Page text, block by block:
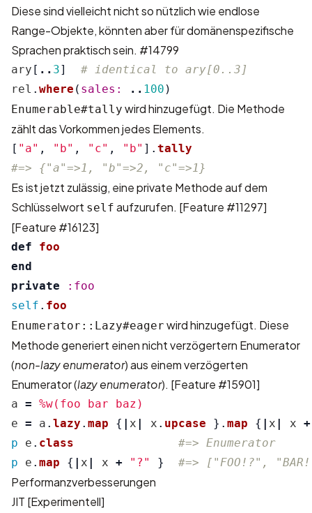
Diese sind vielleicht nicht so nützlich wie endlose
Range-Objekte, könnten aber für domänenspezifische
Sprachen praktisch sein. #14799
ary [ .. 3]
# identical to ary[0..3]
rel . where ( sales: .. 100 )
Enumerable#tally wird hinzugefügt. Die Methode
zählt das Vorkommen jedes Elements.
[ "a" , "b" , "c" , "b" ]. tally
#=> {"a"=>1, "b"=>2, "c"=>1}
Es ist jetzt zulässig, eine private Methode auf dem
Schlüsselwort self aufzurufen. [Feature #11297]
[Feature #16123]
def
foo
end
private
:foo
self . foo
Enumerator::Lazy#eager wird hinzugefügt. Diese
Methode generiert einen nicht verzögertern Enumerator
(non-lazy enumerator) aus einem verzögerten
Enumerator (lazy enumerator). [Feature #15901]
a = %w(foo bar baz)
e = a . lazy . map { x x . upcase }. map { x x +
p
e . class
#=> Enumerator
p
e . map { x x + "?" } #=> ["FOO!?",
Performanzverbesserungen
JIT [Experimentell]